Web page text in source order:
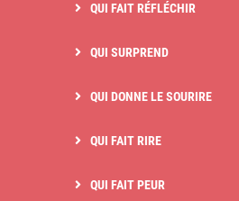
QUI FAIT RÉFLÉCHIR
QUI SURPREND
QUI DONNE LE SOURIRE
QUI FAIT RIRE
QUI FAIT PEUR